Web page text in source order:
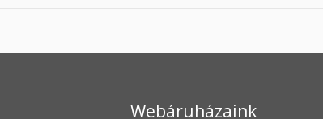
Webáruházaink